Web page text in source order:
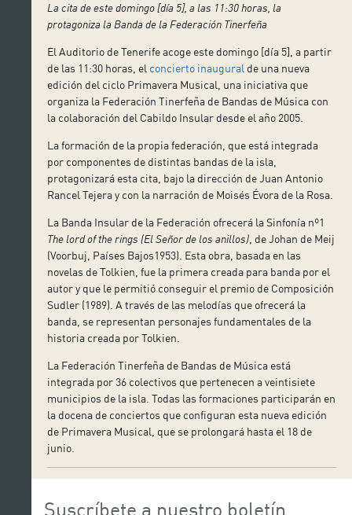
La cita de este domingo [día 5], a las 11:30 horas, la
protagoniza la Banda de la Federación Tinerfeña
El Auditorio de Tenerife acoge este domingo [día 5], a partir
de las 11:30 horas, el concierto inaugural de una nueva
edición del ciclo Primavera Musical, una iniciativa que
organiza la Federación Tinerfeña de Bandas de Música con
la colaboración del Cabildo Insular desde el año 2005.
La formación de la propia federación, que está integrada
por componentes de distintas bandas de la isla,
protagonizará esta cita, bajo la dirección de Juan Antonio
Rancel Tejera y con la narración de Moisés Évora de la Rosa.
La Banda Insular de la Federación ofrecerá la Sinfonía nº1
The lord of the rings (El Señor de los anillos) , de Johan de Meij
(Voorbuj, Países Bajos1953). Esta obra, basada en las
novelas de Tolkien, fue la primera creada para banda por el
autor y que le permitió conseguir el premio de Composición
Sudler (1989). A través de las melodías que ofrecerá la
banda, se representan personajes fundamentales de la
historia creada por Tolkien.
La Federación Tinerfeña de Bandas de Música está
integrada por 36 colectivos que pertenecen a veintisiete
municipios de la isla. Todas las formaciones participarán en
la docena de conciertos que configuran esta nueva edición
de Primavera Musical, que se prolongará hasta el 18 de
junio.
Suscríbete a nuestro boletín